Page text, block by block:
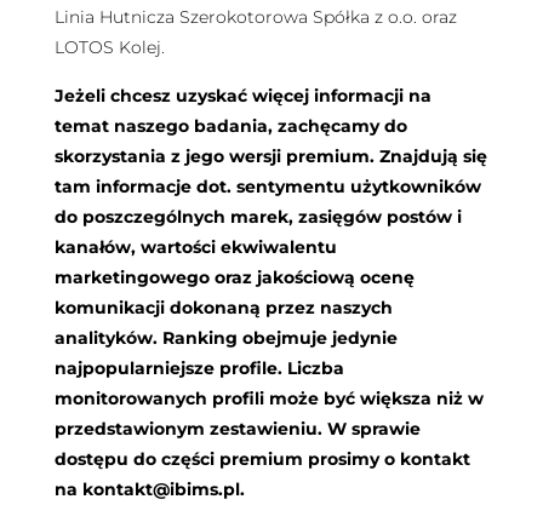
Linia Hutnicza Szerokotorowa Spółka z o.o. oraz
LOTOS Kolej.
Jeżeli chcesz uzyskać więcej informacji na
temat naszego badania, zachęcamy do
skorzystania z jego wersji premium. Znajdują się
tam informacje dot. sentymentu użytkowników
do poszczególnych marek, zasięgów postów i
kanałów, wartości ekwiwalentu
marketingowego oraz jakościową ocenę
komunikacji dokonaną przez naszych
analityków. Ranking obejmuje jedynie
najpopularniejsze profile. Liczba
monitorowanych profili może być większa niż w
przedstawionym zestawieniu. W sprawie
dostępu do części premium prosimy o kontakt
na kontakt@ibims.pl.